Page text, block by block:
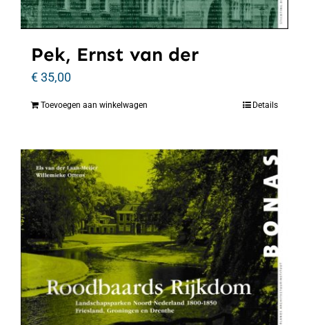
Pek, Ernst van der
€35,00
Toevoegen aan winkelwagen Details